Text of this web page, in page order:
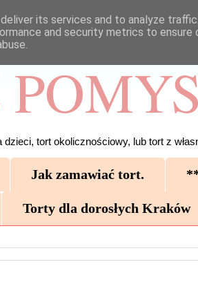
tort okolicznościowy, lub tort z
Jak zamawiać tort.
Torty dla dorosłych Kraków
its services and to analyze
and security metrics to